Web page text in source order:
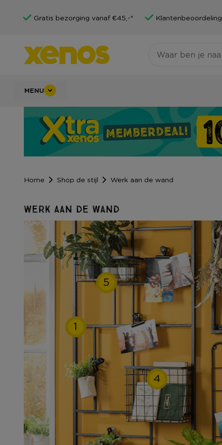
Gratis bezorging vanaf €45,-*
MENU
Home Shop de stijl Werk aan de wand
Werk aan de wand
1
4
5